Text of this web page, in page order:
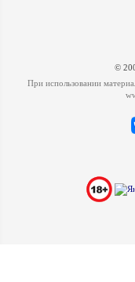
©
При использовании